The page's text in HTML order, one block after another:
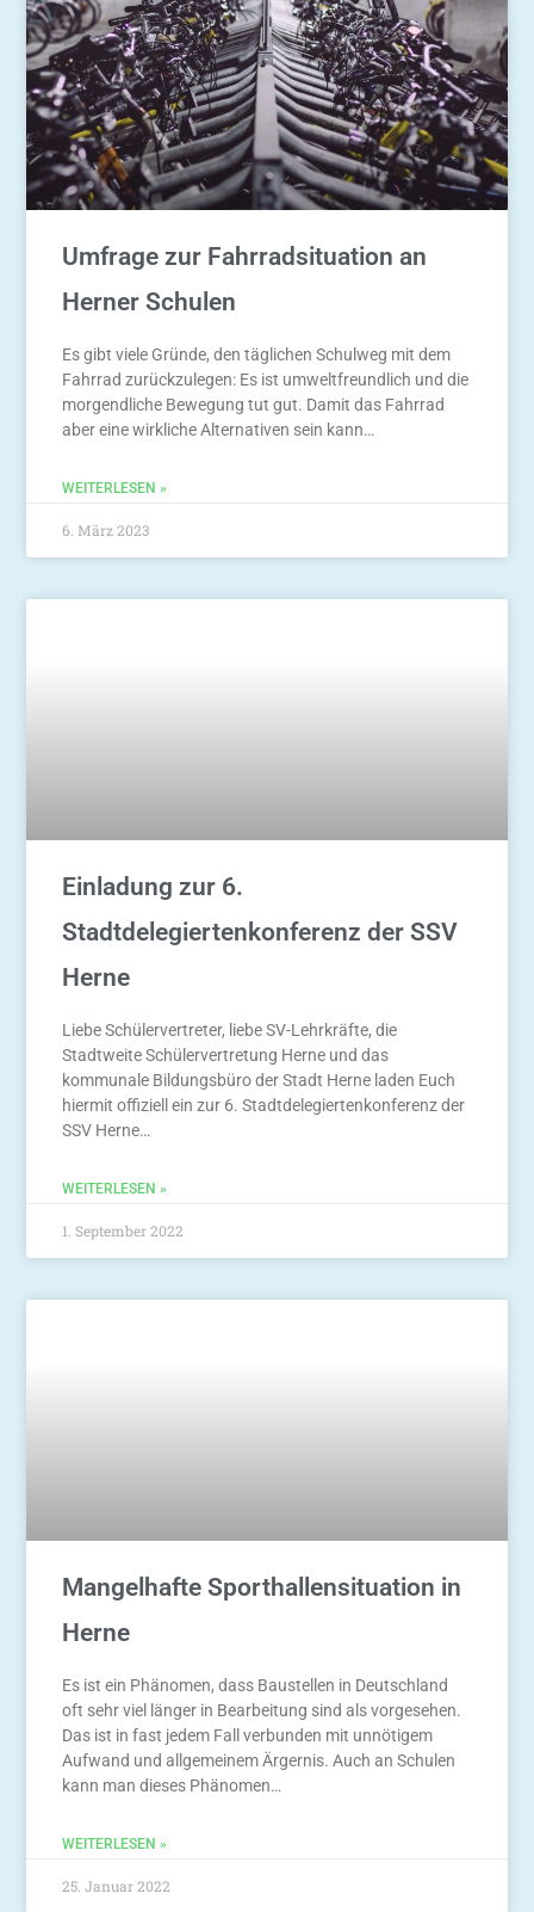
Umfrage zur Fahrradsituation an
Herner Schulen
Es gibt viele Gründe, den täglichen Schulweg mit dem
Fahrrad zurückzulegen: Es ist umweltfreundlich und die
morgendliche Bewegung tut gut. Damit das Fahrrad
aber eine wirkliche Alternativen sein kann…
WEITERLESEN »
6. März 2023
Einladung zur 6.
Stadtdelegiertenkonferenz der SSV
Herne
Liebe Schülervertreter, liebe SV-Lehrkräfte, die
Stadtweite Schülervertretung Herne und das
kommunale Bildungsbüro der Stadt Herne laden Euch
hiermit offiziell ein zur 6. Stadtdelegiertenkonferenz der
SSV Herne…
WEITERLESEN »
1. September 2022
Mangelhafte Sporthallensituation in
Herne
Es ist ein Phänomen, dass Baustellen in Deutschland
oft sehr viel länger in Bearbeitung sind als vorgesehen.
Das ist in fast jedem Fall verbunden mit unnötigem
Aufwand und allgemeinem Ärgernis. Auch an Schulen
kann man dieses Phänomen…
WEITERLESEN »
25. Januar 2022